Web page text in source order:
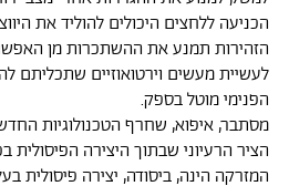
הכניעה ללחצים היכולים להוליד את
הזהירות תמנע את ההשתכרות מן
לעשיית מעשים וירטואוזיים שתכליתם
הפנימי מוטל בספק.
מסתבר, איפוא, שחרף הטכנולוגיות
הציר הרעיוני שבתוך היצירה הפיסולית
המזרקה הינה, ביסודה, יצירה פיסולית